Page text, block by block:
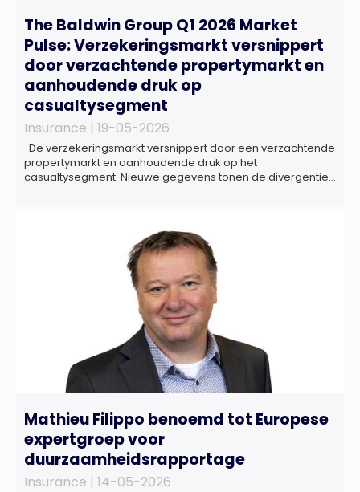
The Baldwin Group Q1 2026 Market
Pulse: Verzekeringsmarkt versnippert
door verzachtende propertymarkt en
aanhoudende druk op
casualtysegment
Insurance | 19-05-2026
De verzekeringsmarkt versnippert door een verzachtende
propertymarkt en aanhoudende druk op het
casualtysegment. Nieuwe gegevens tonen de divergentie
het Market Pulse Report voor het eerste kwartaal van 2026
De bedrijfsmatige […]
Mathieu Filippo benoemd tot Europese
expertgroep voor
duurzaamheidsrapportage
Insurance | 14-05-2026